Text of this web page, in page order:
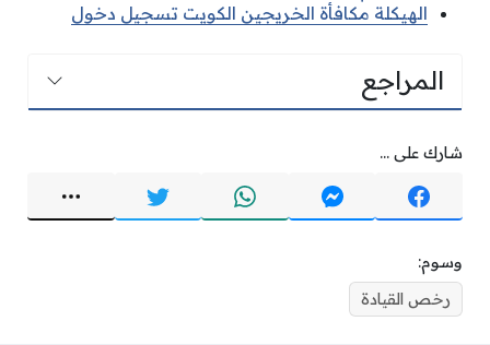
الهيكلة مكافأة الخريجين الكويت تسجيل دخول
المراجع
شارك على ...
وسوم:
رخص القيادة